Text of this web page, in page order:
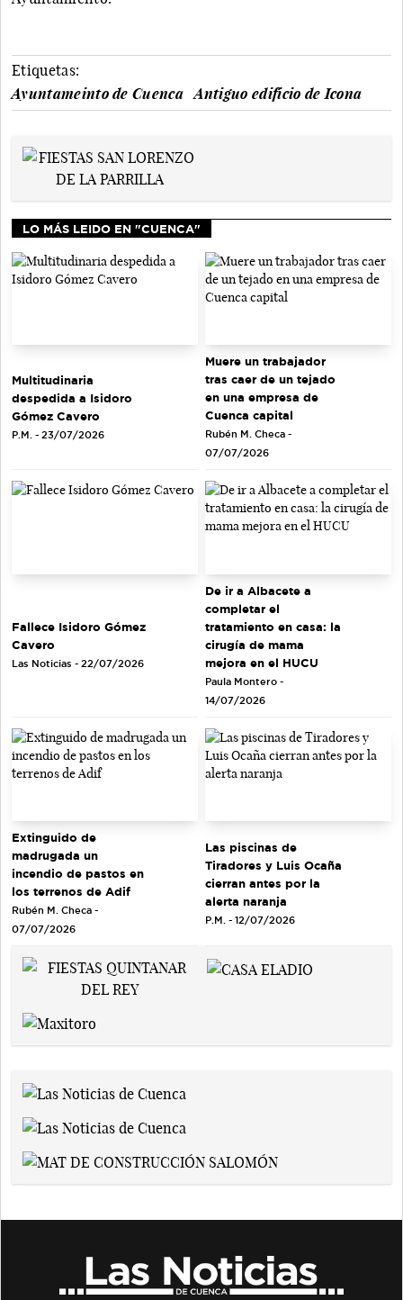
Etiquetas:
Ayuntameinto de Cuenca
Antiguo edificio de Icona
LO MÁS LEIDO EN "CUENCA"
Multitudinaria
despedida a Isidoro
Gómez Cavero
P.M. - 23/07/2026
Muere un trabajador
tras caer de un tejado
en una empresa de
Cuenca capital
Rubén M. Checa -
07/07/2026
Fallece Isidoro Gómez
Cavero
Las Noticias - 22/07/2026
De ir a Albacete a
completar el
tratamiento en casa: la
cirugía de mama
mejora en el HUCU
Paula Montero -
14/07/2026
Extinguido de
madrugada un
incendio de pastos en
los terrenos de Adif
Rubén M. Checa -
07/07/2026
Las piscinas de
Tiradores y Luis Ocaña
cierran antes por la
alerta naranja
P.M. - 12/07/2026